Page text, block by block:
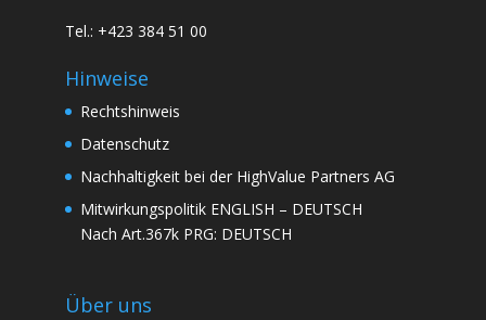
Tel.: +423 384 51 00
Hinweise
Rechtshinweis
Datenschutz
Nachhaltigkeit bei der HighValue Partners AG
Mitwirkungspolitik ENGLISH – DEUTSCH
Nach Art.367k PRG: DEUTSCH
Über uns